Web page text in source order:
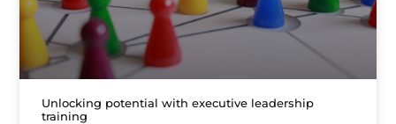
Unlocking potential with executive leadership
training